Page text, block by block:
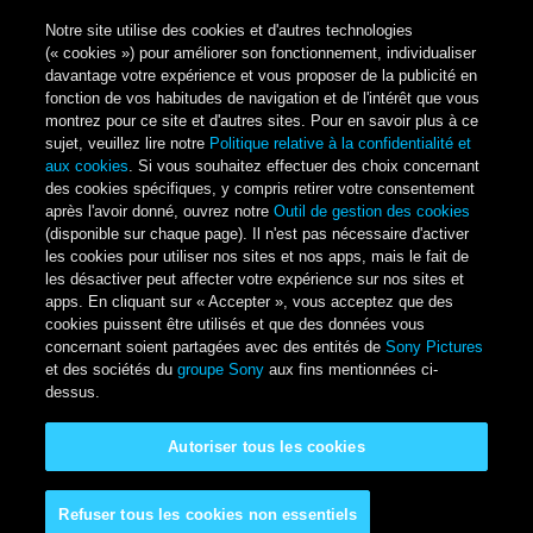
Notre site utilise des cookies et d'autres technologies
(« cookies ») pour améliorer son fonctionnement, individualiser
davantage votre expérience et vous proposer de la publicité en
fonction de vos habitudes de navigation et de l'intérêt que vous
montrez pour ce site et d'autres sites. Pour en savoir plus à ce
sujet, veuillez lire notre Politique relative à la confidentialité et
aux cookies. Si vous souhaitez effectuer des choix concernant
des cookies spécifiques, y compris retirer votre consentement
après l'avoir donné, ouvrez notreOutil de gestion des cookies
(disponible sur chaque page). Il n'est pas nécessaire d'activer
les cookies pour utiliser nos sites et nos apps, mais le fait de
les désactiver peut affecter votre expérience sur nos sites et
apps. En cliquant sur « Accepter », vous acceptez que des
cookies puissent être utilisés et que des données vous
concernant soient partagées avec des entités deSony Pictures
et des sociétés dugroupe Sony aux fins mentionnées ci-
dessus.
Refuser tous les cookies non essentiels
Autoriser tous les cookies